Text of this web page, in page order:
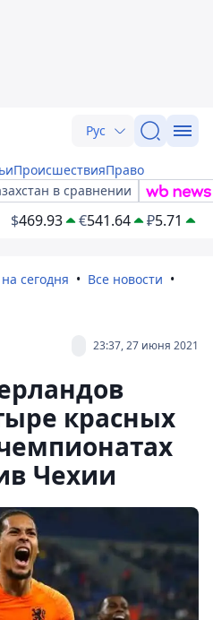
Рус
ПроисшествияПраво
в сравнении
$469.93 €541.64 ₽5.71
сегодня
Все новости
23:37, 27 июня 2021
красных
Чехии